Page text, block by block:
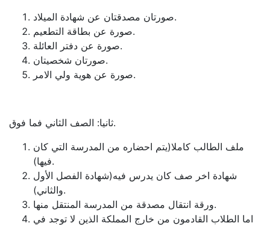
صورتان مصدقتان عن شهادة الميلاد.
صورة عن بطاقة التطعيم.
صورة عن دفتر العائلة.
صورتان شخصيتان.
صورة عن هوية ولي الامر.
ثانيا: الصف الثاني فما فوق.
ملف الطالب كاملا(يتم احضاره من المدرسة التي كان
فيها).
شهادة اخر صف كان يدرس فيه(شهادة الفصل الأول
والثاني).
ورقة انتقال مصدقة من المدرسة المنتقل منها.
اما الطلاب القادمون من خارج المملكة الذين لا توجد في